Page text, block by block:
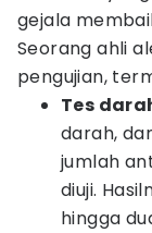
gejala
Seorang ahli
pengujian,
Tes
darah,
jumlah
diuji.
hingga